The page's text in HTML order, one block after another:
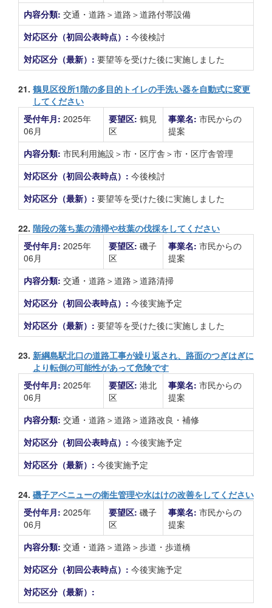
内容分類: 交通・道路＞道路＞道路付帯設備
対応区分（初回公表時点）: 今後検討
対応区分（最新）: 要望等を受けた後に実施しました
21. 鶴見区役所1階の多目的トイレの手洗い器を自動式に変更
してください
受付年月: 2025年
06月
要望区: 鶴見
区
事業名: 市民からの
提案
内容分類: 市民利用施設＞市・区庁舎＞市・区庁舎管理
対応区分（初回公表時点）: 今後検討
対応区分（最新）: 要望等を受けた後に実施しました
22. 階段の落ち葉の清掃や枝葉の伐採をしてください
受付年月: 2025年
06月
要望区: 磯子
区
事業名: 市民からの
提案
内容分類: 交通・道路＞道路＞道路清掃
対応区分（初回公表時点）: 今後実施予定
対応区分（最新）: 要望等を受けた後に実施しました
23. 新綱島駅北口の道路工事が繰り返され、路面のつぎはぎに
より転倒の可能性があって危険です
受付年月: 2025年
06月
要望区: 港北
区
事業名: 市民からの
提案
内容分類: 交通・道路＞道路＞道路改良・補修
対応区分（初回公表時点）: 今後実施予定
対応区分（最新）: 今後実施予定
24. 磯子アベニューの衛生管理や水はけの改善をしてください
受付年月: 2025年
06月
要望区: 磯子
区
事業名: 市民からの
提案
内容分類: 交通・道路＞道路＞歩道・歩道橋
対応区分（初回公表時点）: 今後実施予定
対応区分（最新）: